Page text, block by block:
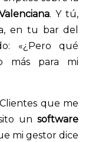
. Y tú,
en tu bar del
«¿Pero qué
más para mi
que me
unsoftware
mi gestor dice